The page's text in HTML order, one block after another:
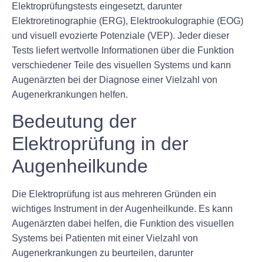
Elektroprüfungstests eingesetzt, darunter
Elektroretinographie (ERG), Elektrookulographie (EOG)
und visuell evozierte Potenziale (VEP). Jeder dieser
Tests liefert wertvolle Informationen über die Funktion
verschiedener Teile des visuellen Systems und kann
Augenärzten bei der Diagnose einer Vielzahl von
Augenerkrankungen helfen.
Bedeutung der
Elektroprüfung in der
Augenheilkunde
Die Elektroprüfung ist aus mehreren Gründen ein
wichtiges Instrument in der Augenheilkunde. Es kann
Augenärzten dabei helfen, die Funktion des visuellen
Systems bei Patienten mit einer Vielzahl von
Augenerkrankungen zu beurteilen, darunter